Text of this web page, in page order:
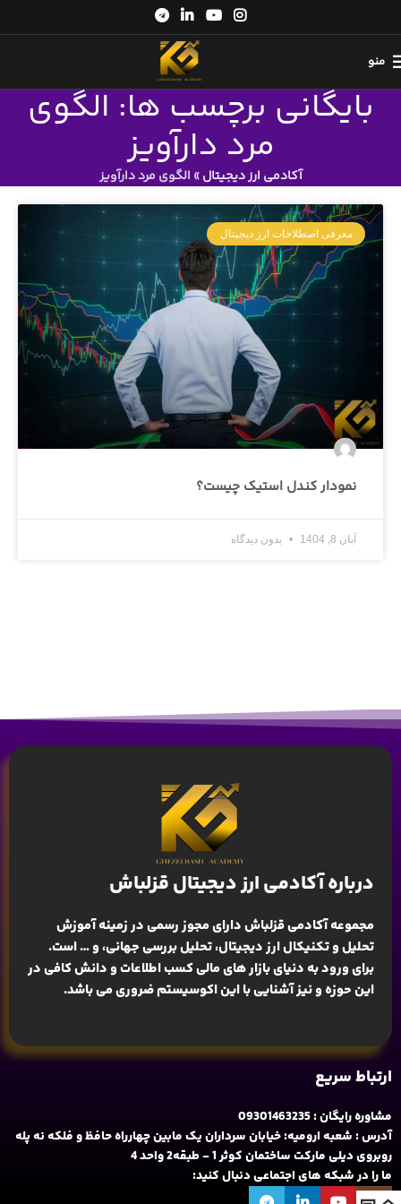
منو
بایگانی برچسب ها: الگوی
مرد دارآویز
آکادمی ارز دیجیتال» الگوی مرد دارآویز
معرفی اصطلاحات ارز دیجیتال
نمودار کندل استیک چیست؟
آبان 8, 1404 بدون دیدگاه
درباره آکادمی ارز دیجیتال قزلباش
مجموعه آکادمی قزلباش دارای مجوز رسمی در زمینهآموزش
تحلیل و تکنیکال ارز دیجیتال، تحلیل بررسی جهانی، و … است.
برای ورود به دنیای بازار های مالی کسب اطلاعات و دانش کافی در
این حوزه و نیز آشنایی با این اکوسیستم ضروری می باشد.
ارتباط سریع
مشاوره رایگان : 09301463235
آدرس : شعبه ارومیه: خیابان سرداران یک مابین چهارراه حافظ و فلکه نه پله
روبروی دیلی مارکت ساختمان کوثر 1 - طبقه2 واحد 4
ما را در شبکه های اجتماعی دنبال کنید: